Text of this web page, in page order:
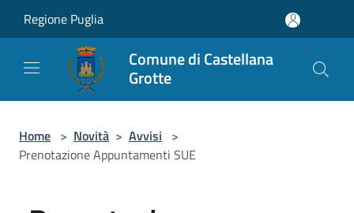
Regione Puglia
Comune di Castellana
Grotte
Home > Novità > Avvisi >
Prenotazione Appuntamenti SUE